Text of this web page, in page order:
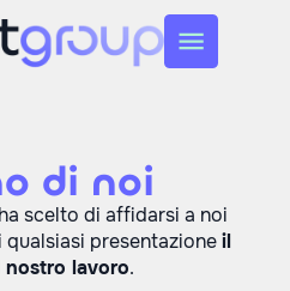
di noi
scelto di affidarsi a noi
presentazioneil
nostro lavoro.